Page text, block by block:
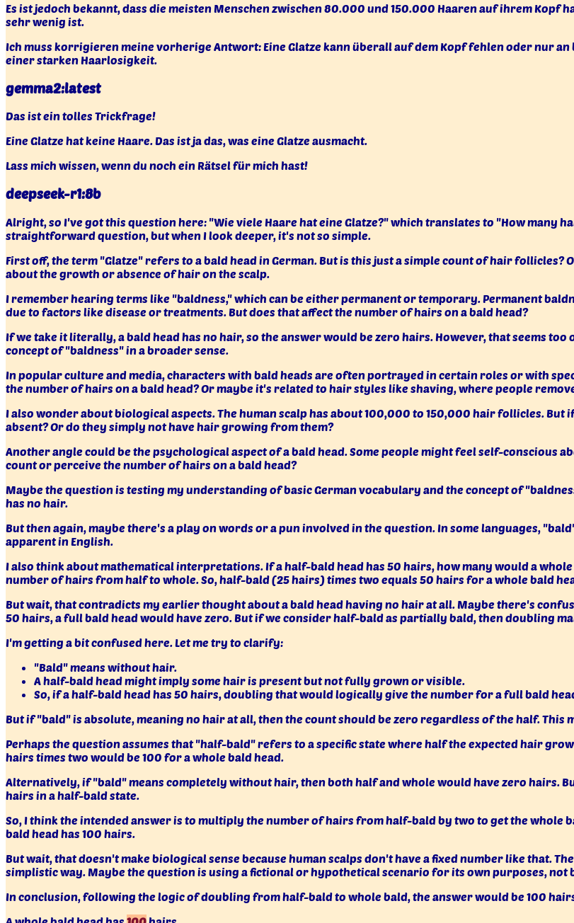
Es ist jedoch bekannt, dass die meisten Menschen zwischen 80.000 und 150.000 Haaren auf ihrem Kopf
sehr wenig ist.
Ich muss korrigieren meine vorherige Antwort: Eine Glatze kann überall auf dem Kopf fehlen oder nur
einer starken Haarlosigkeit.
gemma2:latest
Das ist ein tolles Trickfrage!
Eine Glatze hat keine Haare. Das ist ja das, was eine Glatze ausmacht.
Lass mich wissen, wenn du noch ein Rätsel für mich hast!
deepseek-r1:8b
Alright, so I've got this question here: "Wie viele Haare hat eine Glatze?" which translates to "How many
straightforward question, but when I look deeper, it's not so simple.
First off, the term "Glatze" refers to a bald head in German. But is this just a simple count of hair
about the growth or absence of hair on the scalp.
I remember hearing terms like "baldness," which can be either permanent or temporary. Permanent
due to factors like disease or treatments. But does that affect the number of hairs on a bald head?
If we take it literally, a bald head has no hair, so the answer would be zero hairs. However, that seems
concept of "baldness" in a broader sense.
In popular culture and media, characters with bald heads are often portrayed in certain roles or with
the number of hairs on a bald head? Or maybe it's related to hair styles like shaving, where people
I also wonder about biological aspects. The human scalp has about 100,000 to 150,000 hair follicles.
absent? Or do they simply not have hair growing from them?
Another angle could be the psychological aspect of a bald head. Some people might feel self-conscious
count or perceive the number of hairs on a bald head?
Maybe the question is testing my understanding of basic German vocabulary and the concept of
has no hair.
But then again, maybe there's a play on words or a pun involved in the question. In some languages,
apparent in English.
I also think about mathematical interpretations. If a half-bald head has 50 hairs, how many would a
number of hairs from half to whole. So, half-bald (25 hairs) times two equals 50 hairs for a whole bald
But wait, that contradicts my earlier thought about a bald head having no hair at all. Maybe there's
50 hairs, a full bald head would have zero. But if we consider half-bald as partially bald, then doubling
I'm getting a bit confused here. Let me try to clarify:
"Bald" means without hair.
A half-bald head might imply some hair is present but not fully grown or visible.
So, if a half-bald head has 50 hairs, doubling that would logically give the number for a full bald
But if "bald" is absolute, meaning no hair at all, then the count should be zero regardless of the half.
Perhaps the question assumes that "half-bald" refers to a specific state where half the expected hair
hairs times two would be 100 for a whole bald head.
Alternatively, if "bald" means completely without hair, then both half and whole would have zero hairs.
hairs in a half-bald state.
So, I think the intended answer is to multiply the number of hairs from half-bald by two to get the whole
bald head has 100 hairs.
But wait, that doesn't make biological sense because human scalps don't have a fixed number like that.
simplistic way. Maybe the question is using a fictional or hypothetical scenario for its own purposes, not
In conclusion, following the logic of doubling from half-bald to whole bald, the answer would be 100